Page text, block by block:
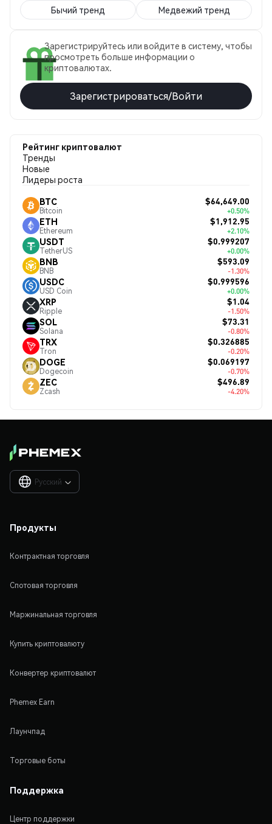
Бычий тренд Медвежий тренд
Зарегистрируйтесь или войдите в систему, чтобы
просмотреть больше информации о
криптовалютах.
Зарегистрироваться/Войти
Рейтинг криптовалют
Тренды
Новые
Лидеры роста
BTC
Bitcoin
$64,649.00
+0.50%
ETH
Ethereum
$1,912.95
+2.10%
USDT
TetherUS
$0.999207
+0.00%
BNB
BNB
$593.09
-1.30%
USDC
USD Coin
$0.999596
+0.00%
XRP
Ripple
$1.04
-1.50%
SOL
Solana
$73.31
-0.80%
TRX
Tron
$0.326885
-0.20%
DOGE
Dogecoin
$0.069197
-0.70%
ZEC
Zcash
$496.89
-4.20%
Русский 
Продукты
Контрактная торговля
Спотовая торговля
Маржинальная торговля
Купить криптовалюту
Конвертер криптовалют
Phemex Earn
Лаунчпад
Торговые боты
Поддержка
Центр поддержки